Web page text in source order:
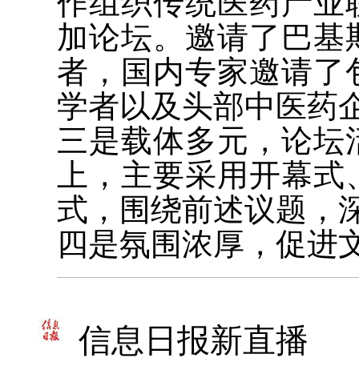
加论坛。邀请了巴基
者，国内专家邀请了
学者以及头部中医药
三是载体多元，论
上，主要采用开幕
式，围绕前述议题，
四是氛围浓厚，促进
信息日报新直播